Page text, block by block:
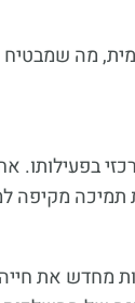
מה שמבטיח
בפעילותו.
תמיכה מקיפה
מחדש את